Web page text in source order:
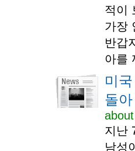
적이
가장
반갑
아를
미
돌아
지난
남성